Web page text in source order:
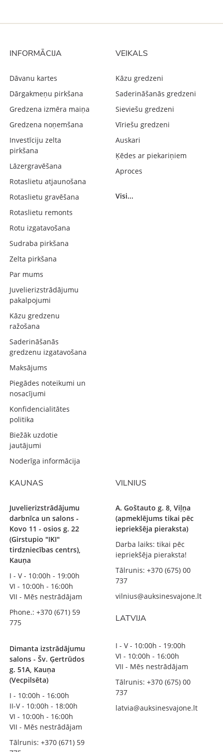
INFORMĀCIJA
Dāvanu kartes
Dārgakmeņu pirkšana
Gredzena izmēra maiņa
Gredzena noņemšana
Investīciju zelta
pirkšana
Lāzergravēšana
Rotaslietu atjaunošana
Rotaslietu gravēšana
Rotaslietu remonts
Rotu izgatavošana
Sudraba pirkšana
Zelta pirkšana
Par mums
Juvelierizstrādājumu
pakalpojumi
Kāzu gredzenu
ražošana
Saderināšanās
gredzenu izgatavošana
Maksājums
Piegādes noteikumi un
nosacījumi
Konfidencialitātes
politika
Biežāk uzdotie
jautājumi
Noderīga informācija
VEIKALS
Kāzu gredzeni
Saderināšanās gredzeni
Sieviešu gredzeni
Vīriešu gredzeni
Auskari
Ķēdes ar piekariņiem
Aproces
Visi...
KAUNAS
Juvelierizstrādājumu
darbnīca un salons -
Kovo 11 - osios g. 22
(Girstupio "IKI"
tirdzniecības centrs),
Kauņa
I - V - 10:00h - 19:00h
VI - 10:00h - 16:00h
VII - Mēs nestrādājam
Phone.: +370 (671) 59
775
Dimanta izstrādājumu
salons - Šv. Ģertrūdos
g. 51A, Kauņa
(Vecpilsēta)
I - 10:00h - 16:00h
II-V - 10:00h - 18:00h
VI - 10:00h - 16:00h
VII - Mēs nestrādājam
Tālrunis: +370 (671) 59
VILNIUS
A. Goštauto g. 8, Viļņa
(apmeklējums tikai pēc
iepriekšēja pieraksta)
Darba laiks: tikai pēc
iepriekšēja pieraksta!
Tālrunis: +370 (675) 00
737
vilnius@auksinesvajone.lt
LATVIJA
I - V - 10:00h - 19:00h
VI - 10:00h - 16:00h
VII - Mēs nestrādājam
Tālrunis: +370 (675) 00
737
latvia@auksinesvajone.lt